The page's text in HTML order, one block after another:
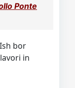
Ponte
bor
in